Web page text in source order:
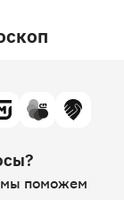
поможем